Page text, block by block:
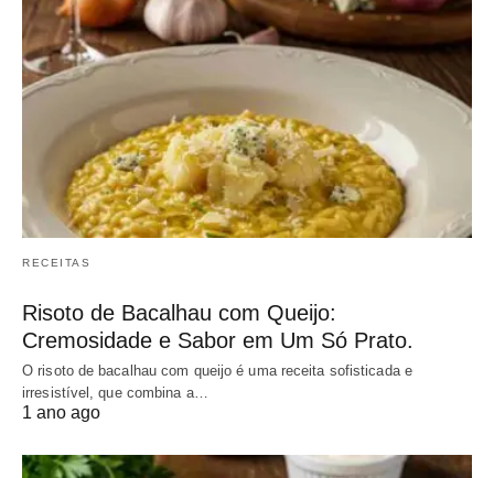
RECEITAS
Risoto de Bacalhau com Queijo:
Cremosidade e Sabor em Um Só Prato.
O risoto de bacalhau com queijo é uma receita sofisticada e
irresistível, que combina a…
1 ano ago